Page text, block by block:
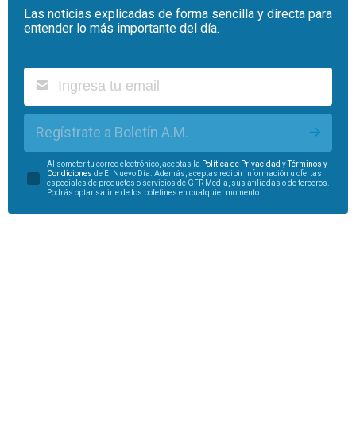
Las noticias explicadas de forma sencilla y directa para
entender lo más importante del día.
Regístrate a Boletín A.M.
Al someter tu correo electrónico, aceptas la Política de Privacidad yTérminos y
Condiciones de El Nuevo Día. Además, aceptas recibir información u ofertas
especiales de productos o servicios de GFR Media, sus afiliadas o de terceros.
Podrás optar salirte de los boletines en cualquier momento.